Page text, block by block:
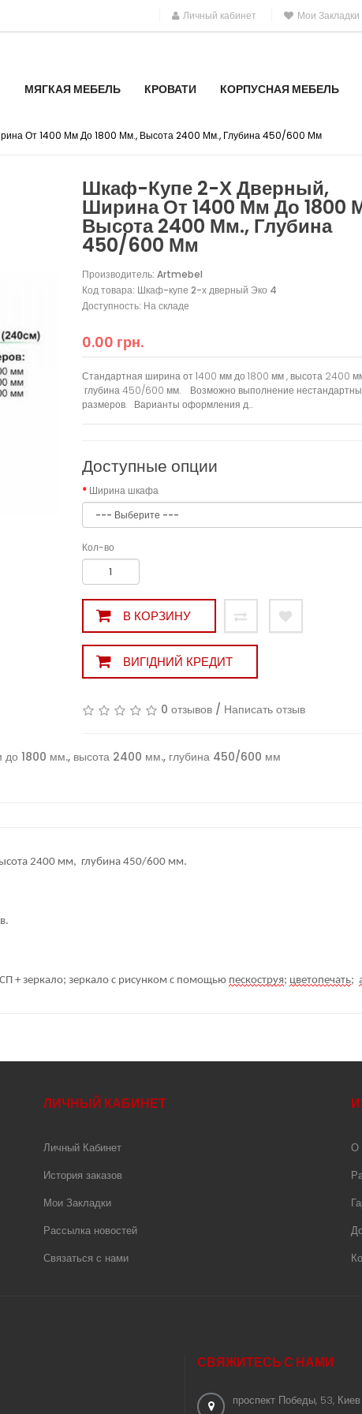
Личный кабинет Мои
МЯГКАЯ МЕБЕЛЬ КРОВАТИ КОРПУСНАЯ МЕБЕЛЬ
От 1400 Мм До 1800 Мм., Высота 2400 Мм., Глубина 450/600 Мм
Шкаф-Купе 2-Х Дверный,
Ширина От 1400 Мм До 1800
Высота 2400 Мм., Глубина
450/600 Мм
Производитель: Artmebel
Код товара: Шкаф-купе 2-х дверный Эко 4
Доступность: На складе
0.00 грн.
Стандартная ширина от 1400 мм до 1800 мм , высота 2400
глубина 450/600 мм. Возможно выполнение
размеров. Варианты оформления д...
Доступные опции
Ширина шкафа
Кол-во
В КОРЗИНУ
ВИГІДНИЙ КРЕДИТ
0 отзывов/ Написать отзыв
до 1800 мм., высота 2400 мм., глубина 450/600 мм
2400 мм, глубина 450/600 мм.
+ зеркало; зеркало с рисунком с помощью пескоструя; цветопечать;
ЛИЧНЫЙ КАБИНЕТ
Личный Кабинет
История заказов
Мои Закладки
Рассылка новостей
Связаться с нами
О
СВЯЖИТЕСЬ С НАМИ
проспект Победы, 53, Киев